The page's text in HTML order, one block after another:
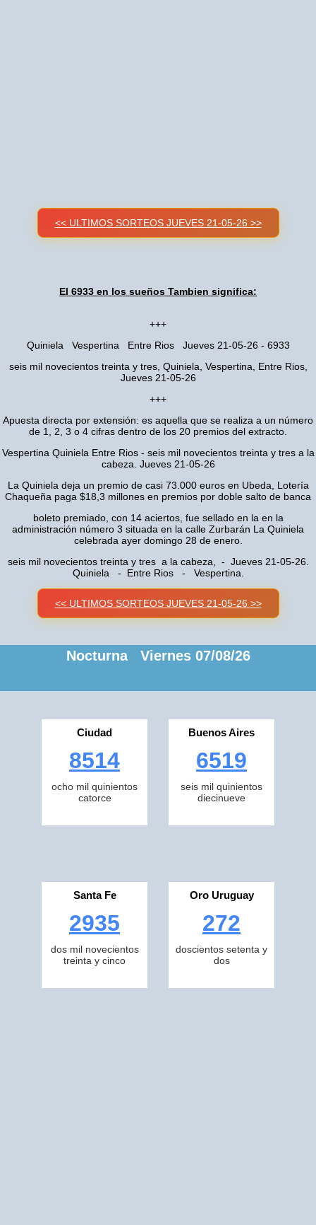
<< ULTIMOS SORTEOS JUEVES 21-05-26 >>
El 6933 en los sueños Tambien significa:
+++
Quiniela Vespertina Entre Rios Jueves 21-05-26 - 6933
seis mil novecientos treinta y tres, Quiniela, Vespertina, Entre Rios,
Jueves 21-05-26
+++
Apuesta directa por extensión: es aquella que se realiza a un número
de 1, 2, 3 o 4 cifras dentro de los 20 premios del extracto.
Vespertina Quiniela Entre Rios - seis mil novecientos treinta y tres a la
cabeza. Jueves 21-05-26
La Quiniela deja un premio de casi 73.000 euros en Ubeda, Lotería
Chaqueña paga $18,3 millones en premios por doble salto de banca
boleto premiado, con 14 aciertos, fue sellado en la en la
administración número 3 situada en la calle Zurbarán La Quiniela
celebrada ayer domingo 28 de enero.
seis mil novecientos treinta y tres a la cabeza, - Jueves 21-05-26.
Quiniela - Entre Rios - Vespertina.
<< ULTIMOS SORTEOS JUEVES 21-05-26 >>
Nocturna Viernes 07/08/26
Ciudad
8514
ocho mil quinientos
catorce
Buenos Aires
6519
seis mil quinientos
diecinueve
Santa Fe
2935
dos mil novecientos
treinta y cinco
Oro Uruguay
272
doscientos setenta y
dos